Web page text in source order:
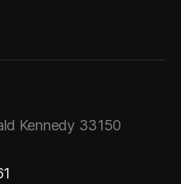
Kennedy 33150